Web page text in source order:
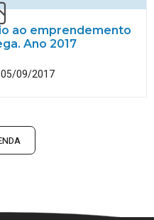
ao emprendemento
Ano 2017
05/09/2017